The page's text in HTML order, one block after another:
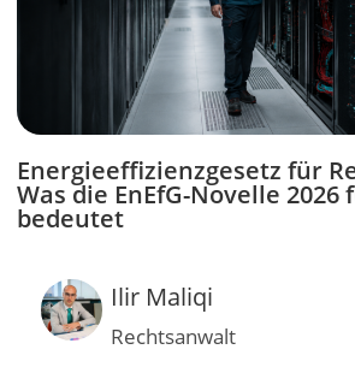
Energieeffizienzgesetz für
Was die EnEfG-Novelle
bedeutet
Ilir Maliqi
Rechtsanwalt